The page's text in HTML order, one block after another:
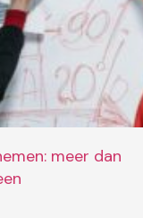
meer dan